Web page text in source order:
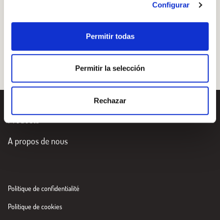
Configurar
Permitir todas
Permitir la selección
Rechazar
d’obtenir une crème très fine, puis saupoudrez de persil
Products
A propos de nous
Politique de confidentialité
Politique de cookies